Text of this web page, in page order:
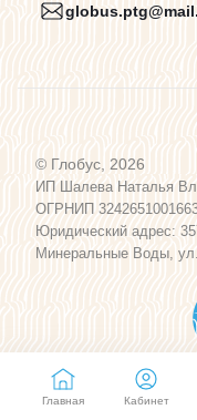
Пользовательское
Программа
Карта сайта
© Глобус, 2026
ИП Шалева Наталья
ОГРНИП
Юридический адрес:
Минеральные Воды,
Главная Кабинет